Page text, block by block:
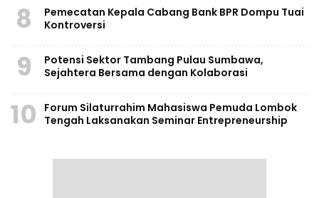
8
Pemecatan Kepala Cabang Bank BPR Dompu Tuai
Kontroversi
9
Potensi Sektor Tambang Pulau Sumbawa,
Sejahtera Bersama dengan Kolaborasi
10
Forum Silaturrahim Mahasiswa Pemuda Lombok
Tengah Laksanakan Seminar Entrepreneurship